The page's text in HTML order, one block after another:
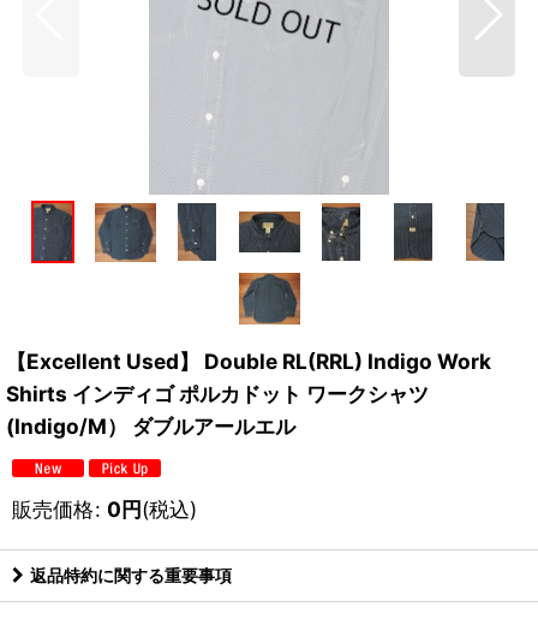
【Excellent Used】 Double RL(RRL) Indigo Work
Shirts インディゴ ポルカドット ワークシャツ
(Indigo/M） ダブルアールエル
販売価格: 0円(税込)
返品特約に関する重要事項